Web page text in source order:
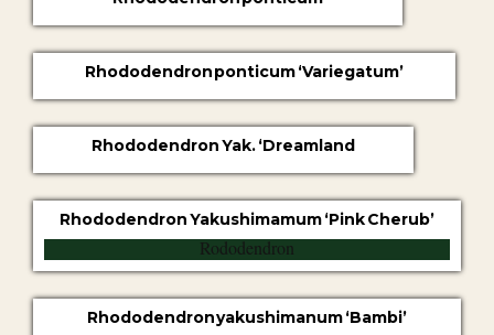
Rhododendron ponticum ‘Variegatum’
Rhododendron Yak. ‘Dreamland
Rhododendron Yakushimamum ‘Pink Cherub’
Rhododendron yakushimanum ‘Bambi’